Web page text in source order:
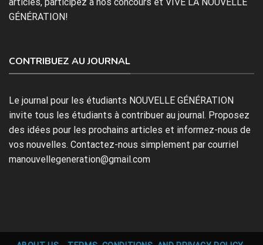
GÉNÉRATION!
CONTRIBUEZ AU JOURNAL
Le journal pour les étudiants NOUVELLE GÉNÉRATION
invite tous les étudiants à contribuer au journal. Proposez
des idées pour les prochains articles et informez-nous de
vos nouvelles. Contactez-nous simplement par courriel
manouvellegeneration@gmail.com